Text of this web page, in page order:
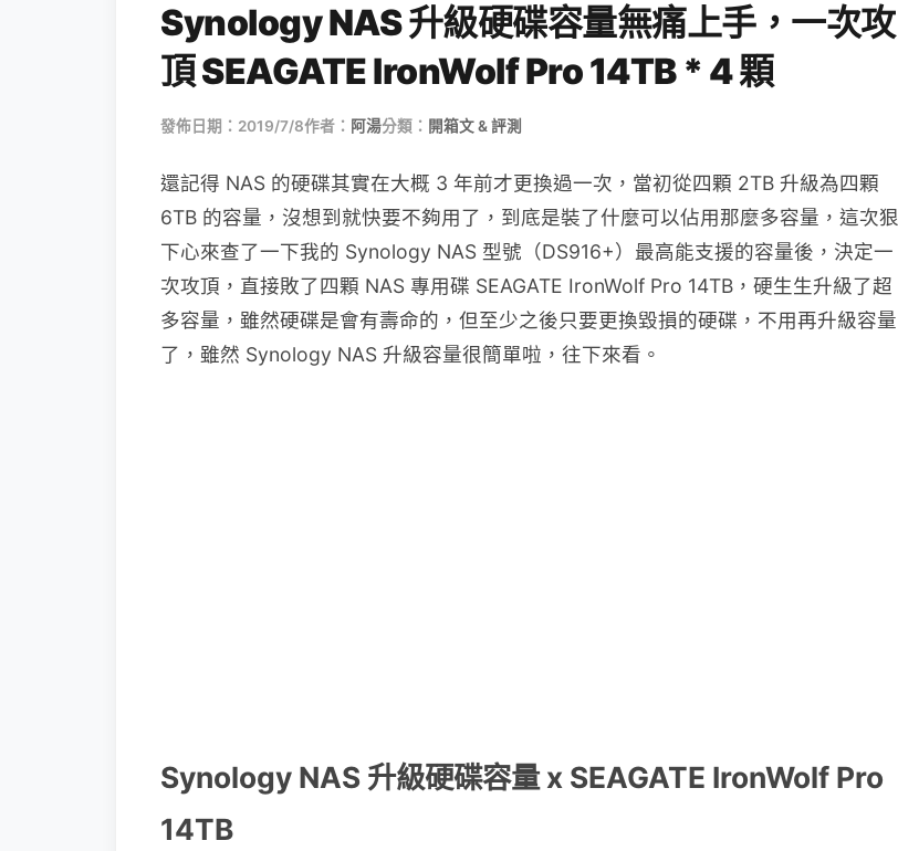
Synology NAS 升級硬碟容量無痛上手，一次攻
頂 SEAGATE IronWolf Pro 14TB * 4 顆
發佈日期：2019/7/8作者： 阿湯分類： 開箱文 & 評測
還記得 NAS 的硬碟其實在大概 3 年前才更換過一次，當初從四顆 2TB 升級為四顆
6TB 的容量，沒想到就快要不夠用了，到底是裝了什麼可以佔用那麼多容量，這次狠
下心來查了一下我的 Synology NAS 型號（DS916+）最高能支援的容量後，決定一
次攻頂，直接敗了四顆 NAS 專用碟 SEAGATE IronWolf Pro 14TB，硬生生升級了超
多容量，雖然硬碟是會有壽命的，但至少之後只要更換毀損的硬碟，不用再升級容量
了，雖然 Synology NAS 升級容量很簡單啦，往下來看。
Synology NAS 升級硬碟容量 x SEAGATE IronWolf Pro
14TB